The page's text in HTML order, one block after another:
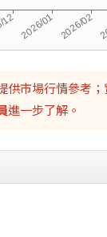
供市場行情參考
進一步了解。